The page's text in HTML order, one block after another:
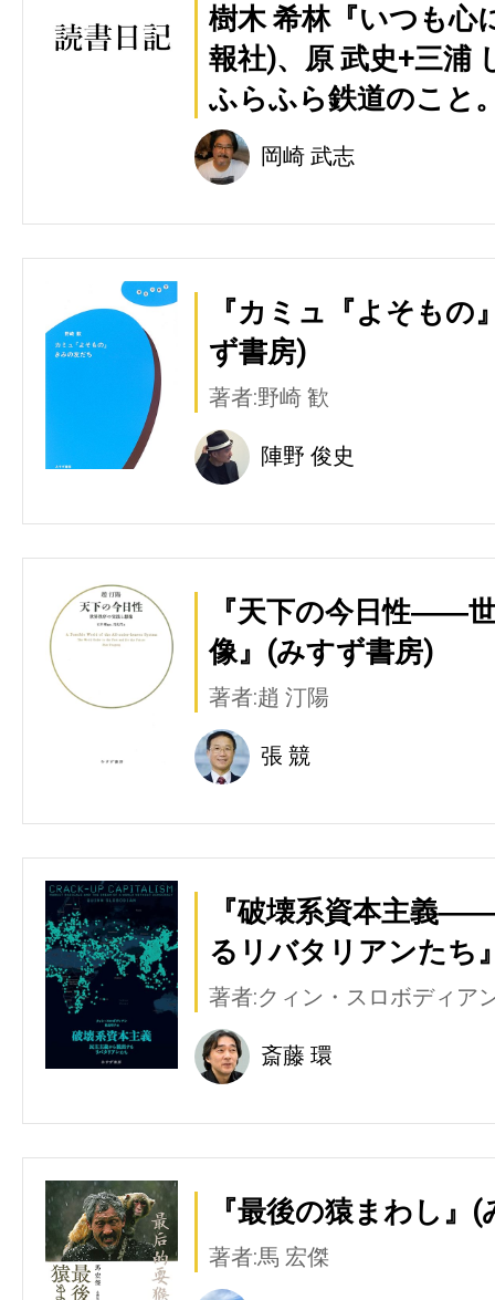
樹木 希林『いつも心
報社)、原 武史+三浦
ふらふら鉄道のこと
岡崎 武志
『カミュ『よそも
ず書房)
著者:野崎 歓
陣野 俊史
『天下の今日性――
像』(みすず書房)
著者:趙 汀陽
張 競
『破壊系資本主義
るリバタリアンたち
著者:クィン・スロボディア
斎藤 環
『最後の猿まわし』
著者:馬 宏傑